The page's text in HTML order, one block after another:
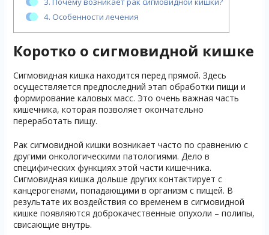
4. Особенности лечения
Коротко о сигмовидной кишке
Сигмовидная кишка находится перед прямой. Здесь
осуществляется предпоследний этап обработки пищи и
формирование каловых масс. Это очень важная часть
кишечника, которая позволяет окончательно
переработать пищу.
Рак сигмовидной кишки возникает часто по сравнению с
другими онкологическими патологиями. Дело в
специфических функциях этой части кишечника.
Сигмовидная кишка дольше других контактирует с
канцерогенами, попадающими в организм с пищей. В
результате их воздействия со временем в сигмовидной
кишке появляются доброкачественные опухоли – полипы,
свисающие внутрь.